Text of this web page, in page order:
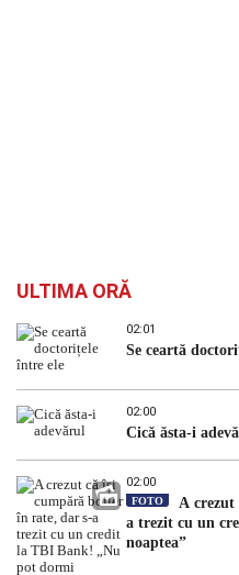
ULTIMA ORĂ
02:01
Se ceartă
02:00
Cică ăsta-i
02:00
FOTO
A
a trezit cu un
noaptea”